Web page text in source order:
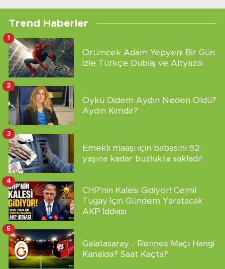
Trend Haberler
Örümcek Adam Yepyeni Bir Gün
İzle Türkçe Dublaj ve Altyazılı
1
Öykü Didem Aydın Neden Öldü?
Aydın Kimdir?
2
Emekli maaşı için babasını 92
yaşına kadar buzlukta sakladı!
3
CHP'nin Kalesi Gidiyor! Cemil
Tugay İçin Gündem Yaratacak
AKP İddiası
4
Galatasaray - Rennes Maçı Hangi
Kanalda? Saat Kaçta?
5